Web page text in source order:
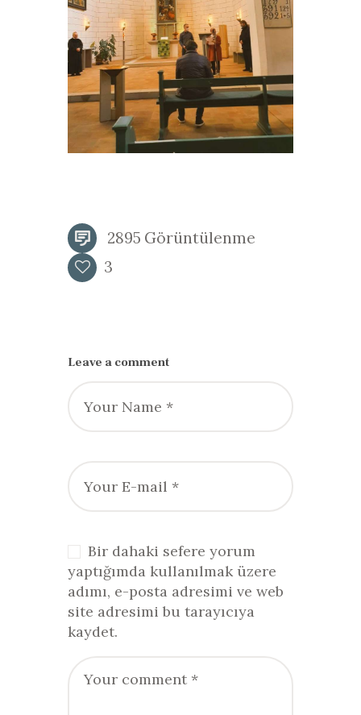
2895 Görüntülenme
3
Leave a comment
Bir dahaki sefere yorum
yaptığımda kullanılmak üzere
adımı, e-posta adresimi ve web
site adresimi bu tarayıcıya
kaydet.